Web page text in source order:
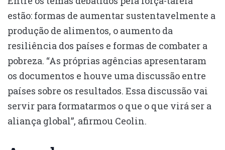
estão: formas de aumentar sustentavelmente a
produção de alimentos, o aumento da
resiliência dos países e formas de combater a
pobreza. “As próprias agências apresentaram
os documentos e houve uma discussão entre
países sobre os resultados. Essa discussão vai
servir para formatarmos o que o que virá ser a
aliança global”, afirmou Ceolin.